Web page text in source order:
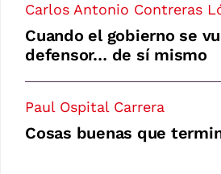
Carlos Antonio Contreras
Cuando el gobierno se
defensor… de sí mismo
Paul Ospital Carrera
Cosas buenas que